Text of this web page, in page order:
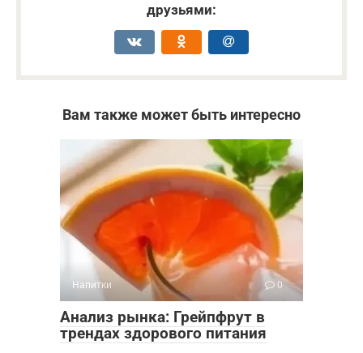
друзьями:
Вам также может быть интересно
Напитки 0
Анализ рынка: Грейпфрут в
трендах здорового питания